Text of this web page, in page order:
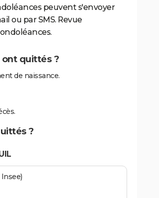
peuvent s'envoyer
ou par SMS. Revue
ont quittés ?
de naissance.
?